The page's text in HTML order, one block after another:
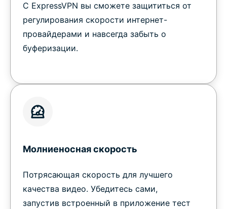
С ExpressVPN вы сможете защититься от
регулирования скорости интернет-
провайдерами и навсегда забыть о
буферизации.
Молниеносная скорость
Потрясающая скорость для лучшего
качества видео. Убедитесь сами,
запустив встроенный в приложение тест